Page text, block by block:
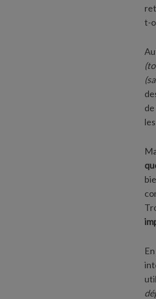
t-